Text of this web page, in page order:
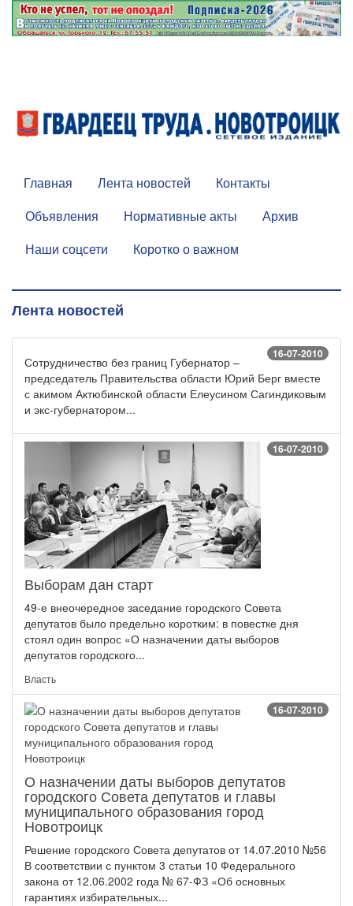
Главная Лента новостей
Контакты
Объявления
Нормативные акты
Архив
Наши соцсети
Коротко о важном
Лента новостей
16-07-2010
Сотрудничество без границ Губернатор –
председатель Правительства области Юрий Берг вместе
с акимом Актюбинской области Елеусином Сагиндиковым
и экс-губернатором...
16-07-2010
Выборам дан старт
49-е внеочередное заседание городского Совета
депутатов было предельно коротким: в повестке дня
стоял один вопрос «О назначении даты выборов
депутатов городского...
Власть
16-07-2010
О назначении даты выборов депутатов
городского Совета депутатов и главы
муниципального образования город
Новотроицк
Решение городского Совета депутатов от 14.07.2010 №56
В соответствии с пунктом 3 статьи 10 Федерального
закона от 12.06.2002 года № 67-ФЗ «Об основных
гарантиях избирательных...